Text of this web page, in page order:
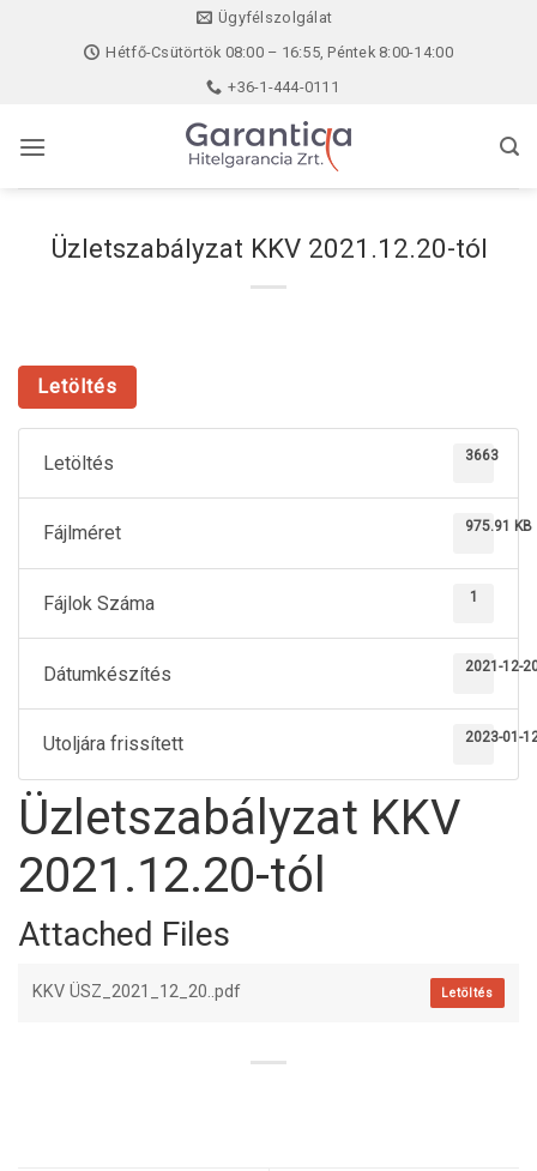
Ügyfélszolgálat
Hétfő-Csütörtök 08:00 – 16:55, Péntek 8:00-14:00
+36-1-444-0111
Üzletszabályzat KKV 2021.12.20-tól
Letöltés
Letöltés 3663
Fájlméret 975.91 KB
Fájlok Száma 1
Dátumkészítés 2021-12-
Utoljára frissített 2023-01-
Üzletszabályzat KKV
2021.12.20-tól
Attached Files
KKV ÜSZ_2021_12_20..pdf Letöltés